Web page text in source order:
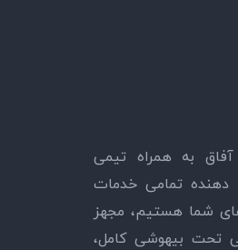
به همراه تیمی
دهنده تمامی خدمات
شما هستیم، مجهز
تحت بیهوشی کامل،